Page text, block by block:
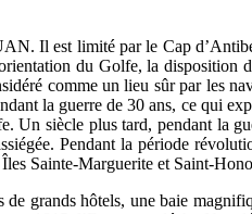
Il est limité par le Cap
du Golfe, la disposition
comme un lieu sûr par les
la guerre de 30 ans, ce qui
siècle plus tard, pendant la
Pendant la période
Sainte-Marguerite et Saint-
grands hôtels, une baie